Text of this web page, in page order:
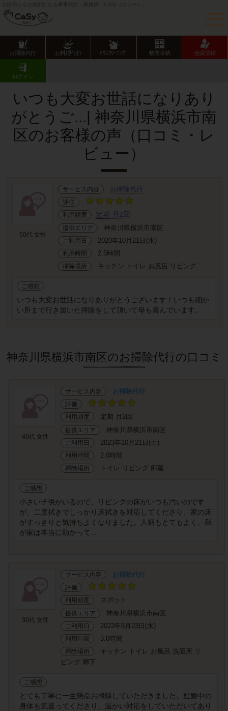
お財布と心が笑顔になる家事代行・家政婦「CaSy（カジー）」
お掃除代行 お料理代行 ﾊｳｽｸﾘｰﾆﾝｸﾞ 整理収納 会員登録
ログイン
CaSy TOP
お客様の声･口コミ詳細
いつも大変お世話になりあり
がとうご...| 神奈川県横浜市南
区のお客様の声（口コミ・レ
ビュー）
50代 女性
サービス内容 お掃除代行
評価
利用頻度
定期 月2回
提供エリア 神奈川県横浜市南区
ご利用日 2020年10月21日(水)
利用時間 2.5時間
掃除場所 キッチン トイレ お風呂 リビング
ご感想
いつも大変お世話になりありがとうございます！いつも細か
い所まで行き届いた掃除をして頂いて母も喜んでいます。
神奈川県横浜市南区のお掃除代行の口コミ
40代 女性
サービス内容 お掃除代行
評価
利用頻度
定期 月2回
提供エリア 神奈川県横浜市南区
ご利用日 2023年10月21日(土)
利用時間 2.0時間
掃除場所 トイレ リビング 部屋
ご感想
小さい子供がいるので、リビングの床がいつも汚いのです
が、二度拭きでしっかり床拭きを対応してくださり、家の床
がすっきりと気持ちよくなりました。人柄もとてもよく、我
が家は本当に助かって...
30代 女性
サービス内容 お掃除代行
評価
利用頻度
スポット
提供エリア 神奈川県横浜市南区
ご利用日 2023年8月23日(水)
利用時間 3.0時間
掃除場所
キッチン トイレ お風呂 洗面所 リ
ビング 廊下
ご感想
とても丁寧に一生懸命お掃除していただきました。妊娠中の
身体も気遣ってくださり、温かい対応をしていただいてあり